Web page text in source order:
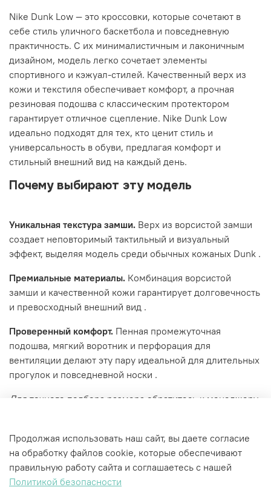
Nike Dunk Low — это кроссовки, которые сочетают в
себе стиль уличного баскетбола и повседневную
практичность. С их минималистичным и лаконичным
дизайном, модель легко сочетает элементы
спортивного и кэжуал-стилей. Качественный верх из
кожи и текстиля обеспечивает комфорт, а прочная
резиновая подошва с классическим протектором
гарантирует отличное сцепление. Nike Dunk Low
идеально подходят для тех, кто ценит стиль и
универсальность в обуви, предлагая комфорт и
стильный внешний вид на каждый день.
Почему выбирают эту модель
Уникальная текстура замши. Верх из ворсистой замши
создает неповторимый тактильный и визуальный
эффект, выделяя модель среди обычных кожаных Dunk .
Премиальные материалы. Комбинация ворсистой
замши и качественной кожи гарантирует долговечность
и превосходный внешний вид .
Проверенный комфорт. Пенная промежуточная
подошва, мягкий воротник и перфорация для
вентиляции делают эту пару идеальной для длительных
прогулок и повседневной носки .
Для точного подбора размера обратитесь к менеджеру.
Характеристики
Продолжая использовать наш сайт, вы даете согласие
на обработку файлов cookie, которые обеспечивают
правильную работу сайта и соглашаетесь с нашей
Политикой безопасности